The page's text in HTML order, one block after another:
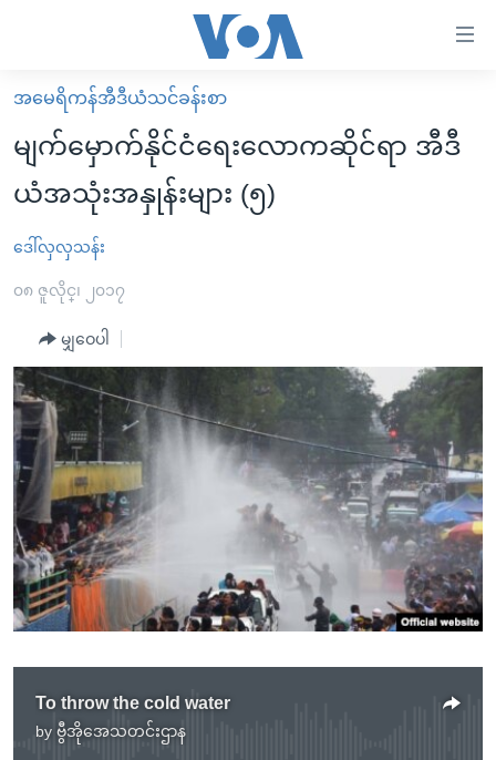
လွယ်ကူ
စေ
သည့်
များ
ပင်မ
ကျော်
ကြည့်
ရန်
ပင်မ
အ
ညွန်း
စာမျက်နှာ
သို့
ကျော်
ရှာဖွေ
မူလစာမျက်နှာ
မြန်မာ
ကမ္ဘာ့သတင်းများ
နိုင်ငံတကာ
အစ္စရေး-ပါလက်စတိုင်း
ဗွီဒီယို
အင်္ဂလိပ်စာလေ့လာမယ်
အမေရိကန်သုံးအီဒီယံ
မကြေးမုံရဲ့ အင်္ဂလိပ်စာ
ရုပ်ရှင်ထဲက အင်္ဂလိပ်စာ
သုတပဒေသာ အင်္ဂလိပ်စာ
အပတ်စဉ်ကဏ္ဍများ
ရေဒီယို
တီဗွီ
ရေဒီယိုနှင့်ရုပ်သံ အချက်အလက်များ
ရေဒီယို/တီဗွီအစီအစဉ်
Learning English
ဗွီအိုအေ လူမှုကွန်ယက်များ
ဘာသာစကားများ
အမေရိကန်အီဒီယံသင်ခန်းစာ
မျက်မှောက်နိုင်ငံရေးလောကဆိုင်ရာ အီဒီ
ယံအသုံးအနှုန်းများ (၅)
ဒေါ်လှလှသန်း
၀၈ ဇူလိုင္၊ ၂၀၁၇
မျှဝေပါ
To throw the cold water
by ဗွီအိုအေသတင်းဌာန
No media source currently available